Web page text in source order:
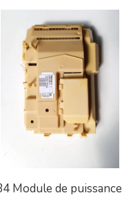
Module de puissance